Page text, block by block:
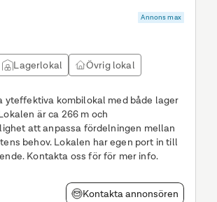
Annons max
Lagerlokal Övrig lokal
yteffektiva kombilokal med både lager
att anpassa fördelningen mellan
egen port in till
lagerdelen och kan tillträdas omgående. Kontakta oss för för mer info.
Kontakta annonsören